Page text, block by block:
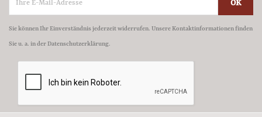
Sie können Ihr Einverständnis jederzeit widerrufen. Unsere Kontaktinformationen finden
Sie u. a. in der Datenschutzerklärung.